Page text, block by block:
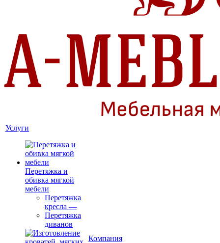
Услуги
Перетяжка и
обивка мягкой
мебели
Перетяжка
кресла —
Перетяжка
диванов
Компания